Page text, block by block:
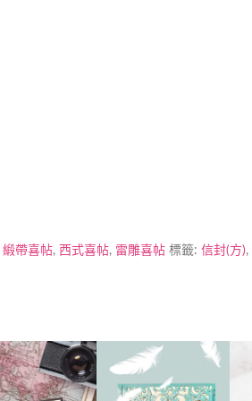
緞帶喜帖, 西式喜帖, 雷雕喜帖 標籤: 信封(方),